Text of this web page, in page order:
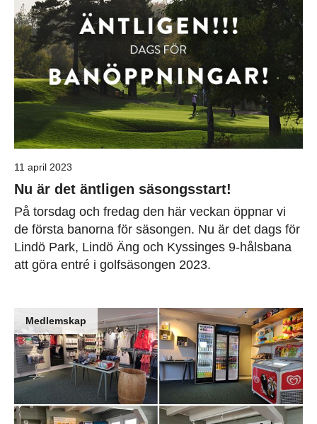
11 april 2023
Nu är det äntligen säsongsstart!
På torsdag och fredag den här veckan öppnar vi
de första banorna för säsongen. Nu är det dags för
Lindö Park, Lindö Äng och Kyssinges 9-hålsbana
att göra entré i golfsäsongen 2023.
Medlemskap